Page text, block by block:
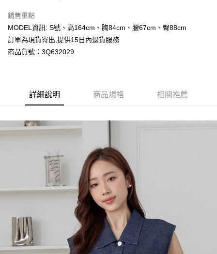
Google Pay
運送方式
全家取貨付款
每筆NT$80，滿NT$699(含以上)免運費
每筆NT$80，滿NT$699(含以上)免運費
每筆NT$80，滿NT$699(含以上)免運費
每筆NT$120，滿NT$699(含以上)免運費
銷售重點
MODEL資訊: S號、高164cm、胸84cm、腰67cm、臀88cm
訂單為現貨寄出,提供15日內退貨服務
商品貨號：3Q632029
詳細說明 商品規格 相關推薦